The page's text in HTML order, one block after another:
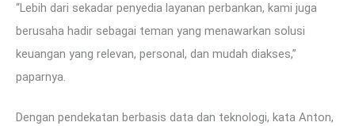
“Lebih dari sekadar penyedia layanan perbankan, kami juga
berusaha hadir sebagai teman yang menawarkan solusi
keuangan yang relevan, personal, dan mudah diakses,”
paparnya.
Dengan pendekatan berbasis data dan teknologi, kata Anton,